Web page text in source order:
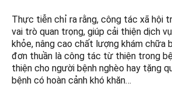
Thực tiễn chỉ ra rằng, công tác xã hội
vai trò quan trọng, giúp cải thiện dịch
khỏe, nâng cao chất lượng khám chữa
đơn thuần là công tác từ thiện trong
thiện cho người bệnh nghèo hay tặng
bệnh có hoàn cảnh khó khăn…